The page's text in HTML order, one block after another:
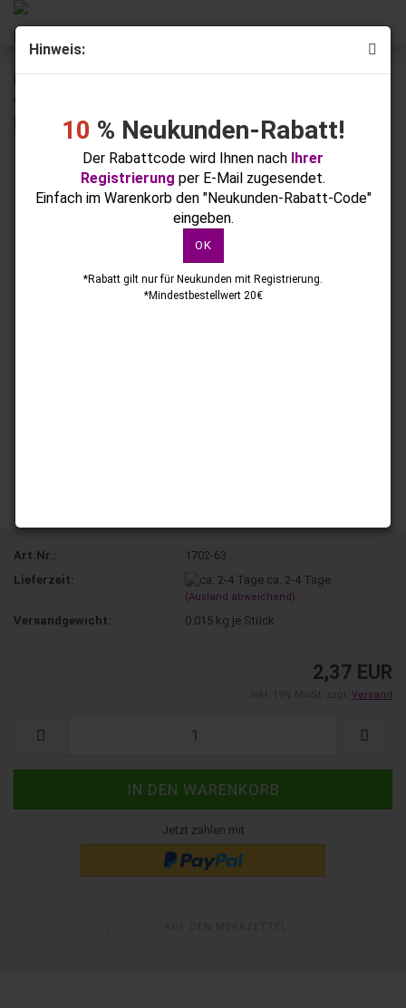
Hinweis:
10 % Neukunden-Rabatt!
Der Rabattcode wird Ihnen nach Ihrer
Registrierung per E-Mail zugesendet.
Einfach im Warenkorb den "Neukunden-Rabatt-Code"
eingeben.
OK
*Rabatt gilt nur für Neukunden mit Registrierung.
*Mindestbestellwert 20€
« Erster « zurück weiter »
Letzter »
46
Nail Art Dazzling Dot 18 gold/weiss
Art.Nr.:
1702-63
Lieferzeit:
ca. 2-4 Tage
(Ausland abweichend)
Versandgewicht: 0.015 kg je Stück
2,37 EUR
Versand
Jetzt zahlen mit